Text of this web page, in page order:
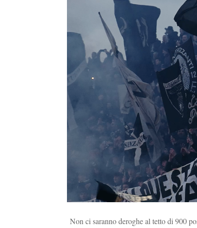
Non ci saranno deroghe al tetto di 900